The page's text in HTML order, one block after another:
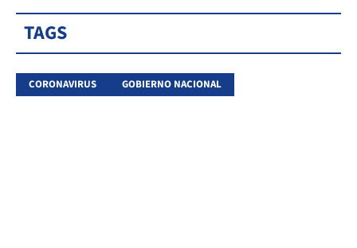
TAGS
CORONAVIRUS GOBIERNO NACIONAL